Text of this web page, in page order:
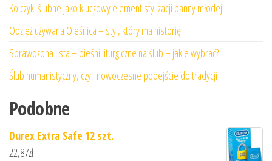
Kolczyki ślubne jako kluczowy element stylizacji panny młodej
Odzież używana Oleśnica – styl, który ma historię
Sprawdzona lista – pieśni liturgiczne na ślub – jakie wybrać?
Ślub humanistyczny, czyli nowoczesne podejście do tradycji
Podobne
Durex Extra Safe 12 szt.
22,87zł